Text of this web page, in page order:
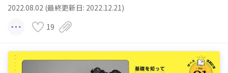
2022.08.02 (最終更新日: 2022.12.21)
19